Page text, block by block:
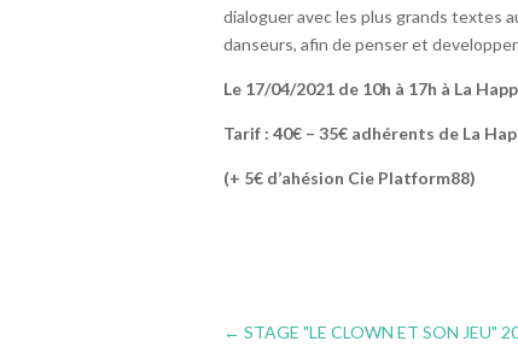
dialoguer avec les plus grands textes
danseurs, afin de penser et
Le 17/04/2021 de 10h à 17h à La
Tarif : 40€ – 35€ adhérents de La
(+ 5€ d’ahésion Cie Platform88)
←STAGE "LE CLOWN ET SON JEU"